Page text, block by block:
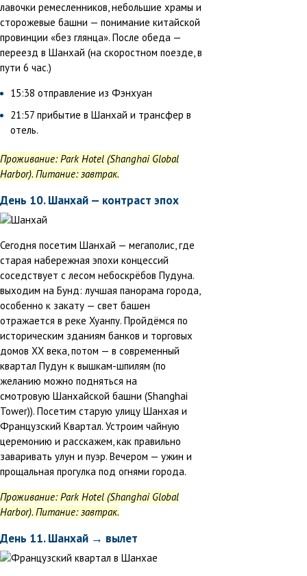
лавочки ремесленников, небольшие храмы и
сторожевые башни — понимание китайской
провинции «без глянца». После обеда —
переезд в Шанхай (на скоростном поезде, в
пути 6 час.)
15:38 отправление из Фэнхуан
21:57 прибытие в Шанхай и трансфер в
отель.
Проживание: Park Hotel (Shanghai Global
Harbor). Питание: завтрак.
День 10. Шанхай — контраст эпох
Сегодня посетим Шанхай — мегаполис, где
старая набережная эпохи концессий
соседствует с лесом небоскрёбов Пудуна.
выходим на Бунд: лучшая панорама города,
особенно к закату — свет башен
отражается в реке Хуанпу. Пройдёмся по
историческим зданиям банков и торговых
домов XX века, потом — в современный
квартал Пудун к вышкам-шпилям (по
желанию можно подняться на
смотровую Шанхайской башни (Shanghai
Tower)). Посетим старую улицу Шанхая и
Французский Квартал. Устроим чайную
церемонию и расскажем, как правильно
заваривать улун и пуэр. Вечером — ужин и
прощальная прогулка под огнями города.
Проживание: Park Hotel (Shanghai Global
Harbor). Питание: завтрак.
День 11. Шанхай → вылет